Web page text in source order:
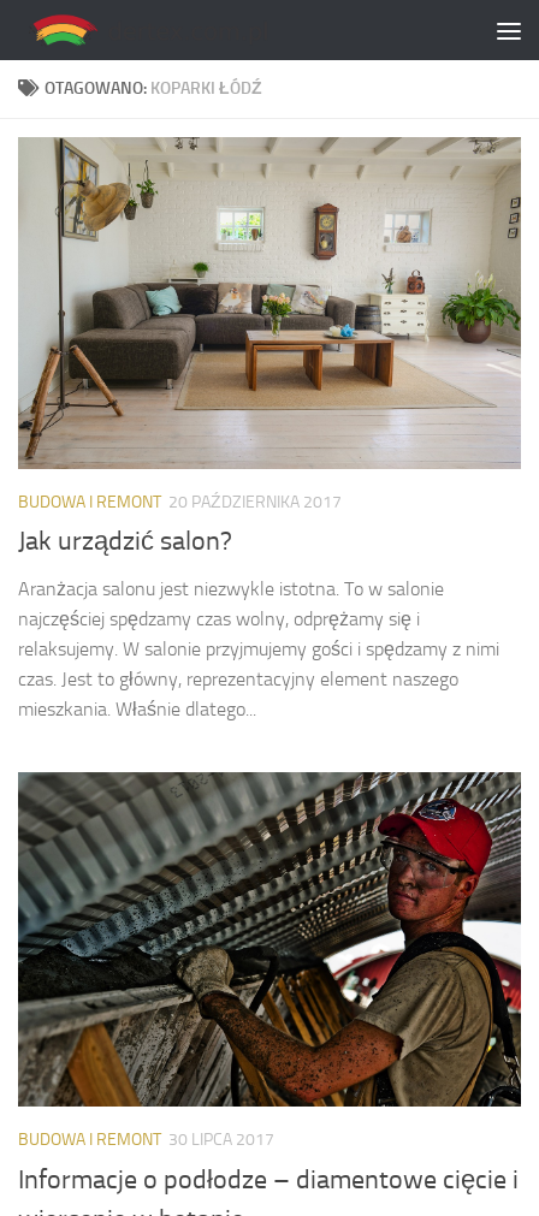
Skip to content
OTAGOWANO: KOPARKI ŁÓDŹ
BUDOWA I REMONT 20 PAŹDZIERNIKA 2017
Jak urządzić salon?
Aranżacja salonu jest niezwykle istotna. To w salonie
najczęściej spędzamy czas wolny, odprężamy się i
relaksujemy. W salonie przyjmujemy gości i spędzamy z nimi
czas. Jest to główny, reprezentacyjny element naszego
mieszkania. Właśnie dlatego...
BUDOWA I REMONT 30 LIPCA 2017
Informacje o podłodze – diamentowe cięcie i